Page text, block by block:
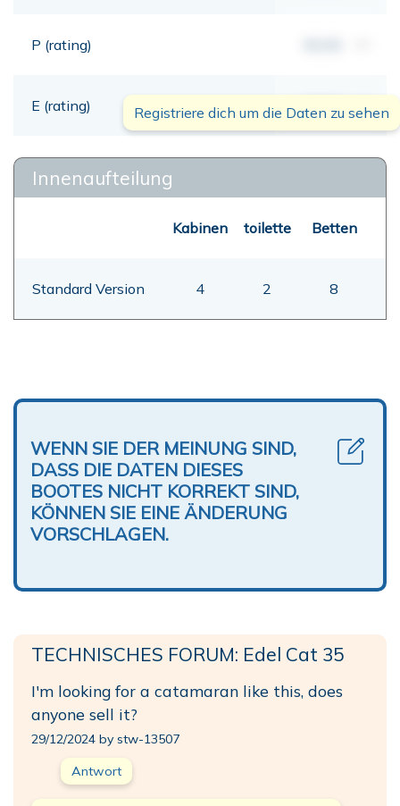
P (rating)
E (rating) 00,00 mt
Registriere dich um die Daten zu sehen
Innenaufteilung
Kabinen toilette Betten
Standard Version 4 2 8
WENN SIE DER MEINUNG SIND,
DASS DIE DATEN DIESES
BOOTES NICHT KORREKT SIND,
KÖNNEN SIE EINE ÄNDERUNG
VORSCHLAGEN.
TECHNISCHES FORUM: Edel Cat 35
I'm looking for a catamaran like this, does
anyone sell it?
29/12/2024 by stw-13507
Antwort